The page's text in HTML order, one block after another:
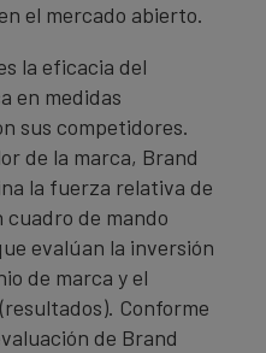
el mercado abierto.
la eficacia del
en medidas
sus competidores.
de la marca, Brand
la fuerza relativa de
cuadro de mando
evalúan la inversión
de marca y el
Conforme
de Brand